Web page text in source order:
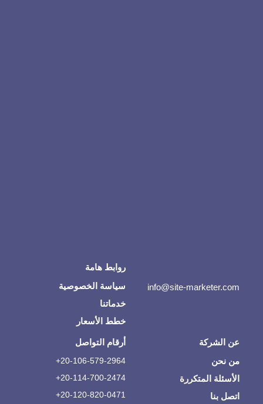
info@site-marketer.com
روابط هامة
سياسة الخصوصية
خدماتنا
خطط الأسعار
عن الشركة
من نحن
الأسئلة المتكررة
اتصل بنا
أرقام التواصل
20-106-579-2964+
20-114-700-2474+
20-120-820-0471+